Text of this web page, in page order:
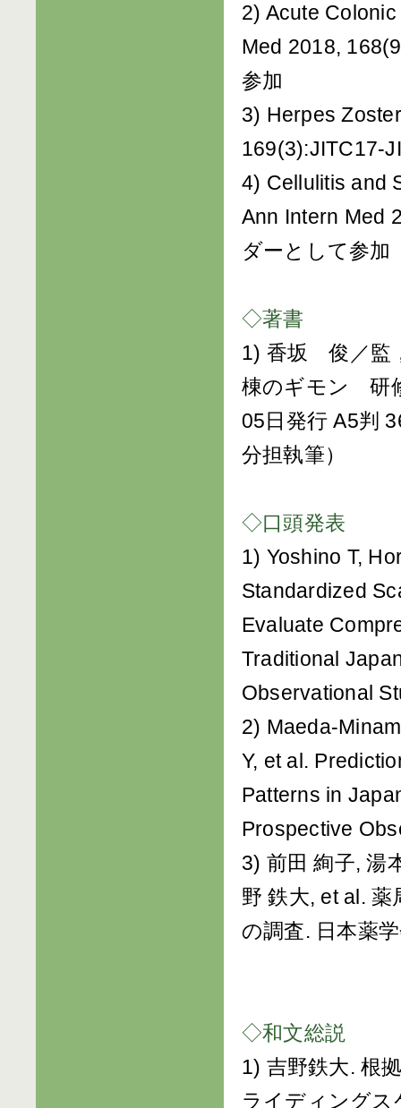
2) Acute
Med 2018,
参加
3) Herpes
169(3):JITC17-
4) Cellulitis and
Ann Intern Med
ダーとして参加
◇著書
1) 香坂 俊／監
棟のギモン 研
05日発行 A5判
分担執筆）
◇口頭発表
1) Yoshino T,
Standardized
Evaluate
Traditional
Observational
2) Maeda-
Y, et al.
Patterns in
Prospective
3) 前田 絢子, 湯
野 鉄大, et al.
の調査. 日本薬
◇和文総説
1) 吉野鉄大. 根
ライディングス